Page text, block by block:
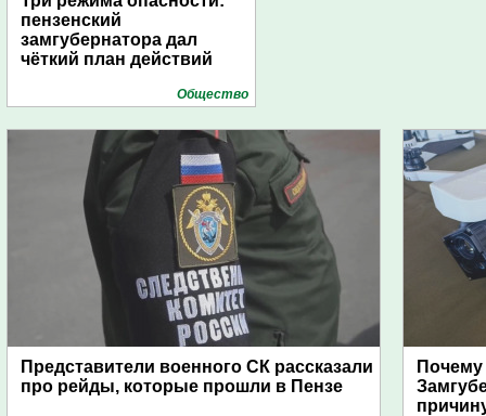
пензенский
замгубернатора дал
чёткий план действий
Общество
Представители военного СК рассказали
про рейды, которые прошли в Пензе